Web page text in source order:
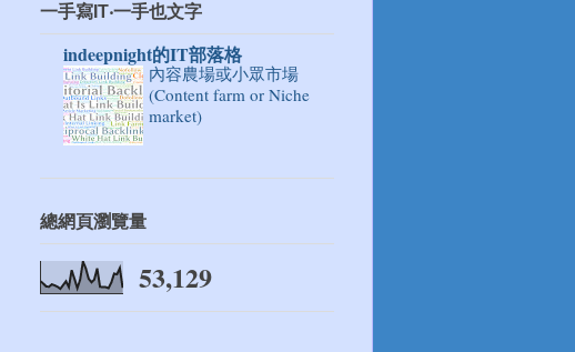
一手寫IT‧一手也文字
indeepnight的IT部落格
內容農場或小眾市場
(Content farm or Niche
market)
總網頁瀏覽量
53,129